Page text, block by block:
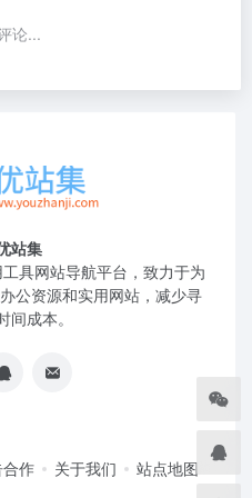
论...
站集
具网站导航平台，致力于为
公资源和实用网站，减少寻
间成本。
作 关于我们 站点地图